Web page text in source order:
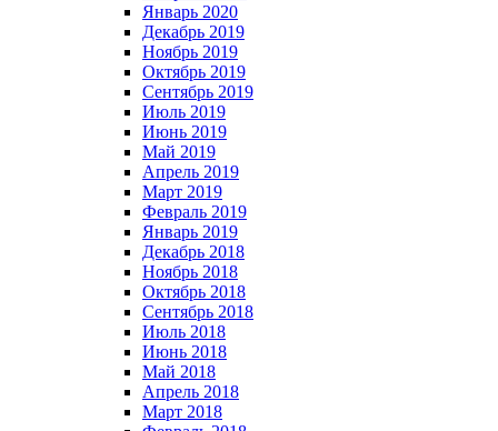
Январь 2020
Декабрь 2019
Ноябрь 2019
Октябрь 2019
Сентябрь 2019
Июль 2019
Июнь 2019
Май 2019
Апрель 2019
Март 2019
Февраль 2019
Январь 2019
Декабрь 2018
Ноябрь 2018
Октябрь 2018
Сентябрь 2018
Июль 2018
Июнь 2018
Май 2018
Апрель 2018
Март 2018